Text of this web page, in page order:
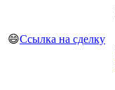
😄Ссылка на сделку